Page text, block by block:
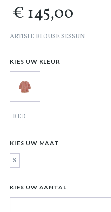
€ 145,00
ARTISTE BLOUSE SESSUN
KIES UW KLEUR
RED
KIES UW MAAT
S
KIES UW AANTAL